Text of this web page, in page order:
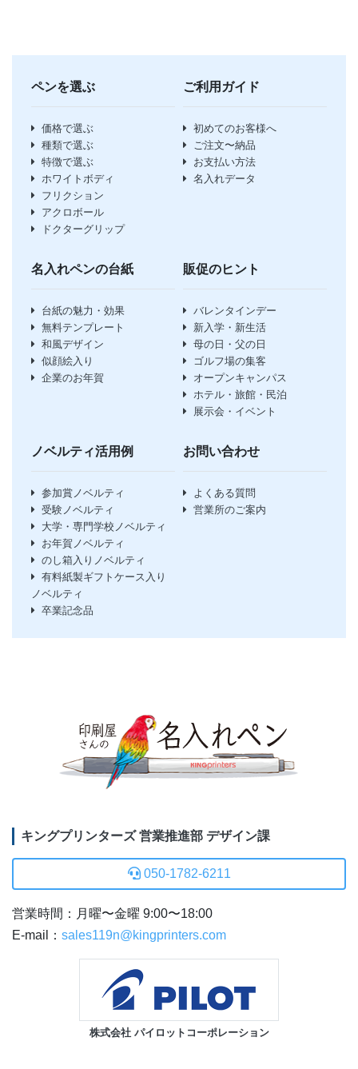
ペンを選ぶ
価格で選ぶ
種類で選ぶ
特徴で選ぶ
ホワイトボディ
フリクション
アクロボール
ドクターグリップ
ご利用ガイド
初めてのお客様へ
ご注文〜納品
お支払い方法
名入れデータ
名入れペンの台紙
台紙の魅力・効果
無料テンプレート
和風デザイン
似顔絵入り
企業のお年賀
販促のヒント
バレンタインデー
新入学・新生活
母の日・父の日
ゴルフ場の集客
オープンキャンパス
ホテル・旅館・民泊
展示会・イベント
ノベルティ活用例
参加賞ノベルティ
受験ノベルティ
大学・専門学校ノベルティ
お年賀ノベルティ
のし箱入りノベルティ
有料紙製ギフトケース入り
ノベルティ
卒業記念品
お問い合わせ
よくある質問
営業所のご案内
キングプリンターズ 営業推進部 デザイン課
050-1782-6211
営業時間：月曜〜金曜 9:00〜18:00
E-mail： sales119n@kingprinters.com
株式会社 パイロットコーポレーション